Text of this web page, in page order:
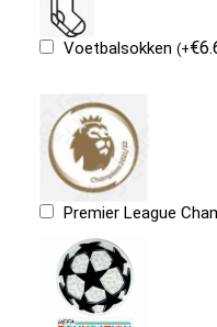
Voetbalsokken(+€
Premier League